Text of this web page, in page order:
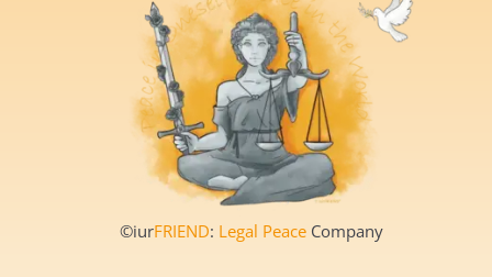
©iurFRIEND: Legal Peace Company